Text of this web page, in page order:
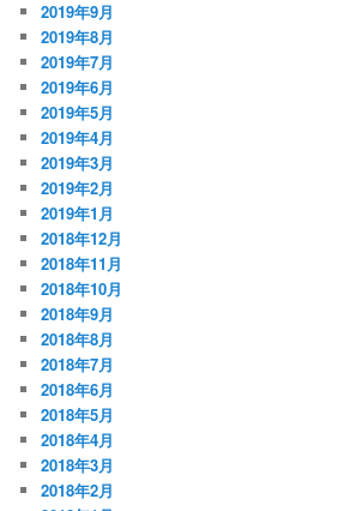
2019年9月
2019年8月
2019年7月
2019年6月
2019年5月
2019年4月
2019年3月
2019年2月
2019年1月
2018年12月
2018年11月
2018年10月
2018年9月
2018年8月
2018年7月
2018年6月
2018年5月
2018年4月
2018年3月
2018年2月